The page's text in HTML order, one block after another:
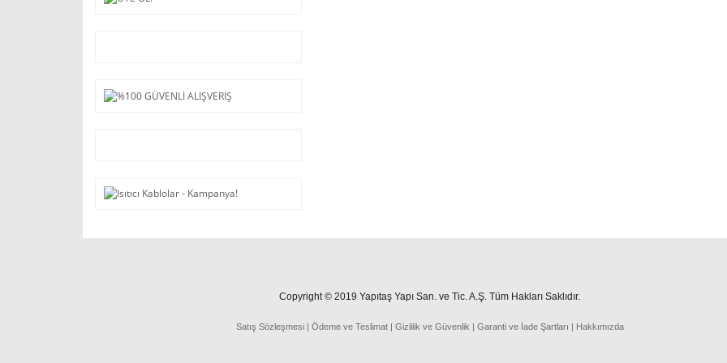
Copyright © 2019 Yapıtaş Yapı San. ve Tic. A.Ş. Tüm Hakları Saklıdır.
Satış Sözleşmesi| Ödeme ve Teslimat| Gizlilik ve Güvenlik Garanti ve İade Şartları Hakkımızda